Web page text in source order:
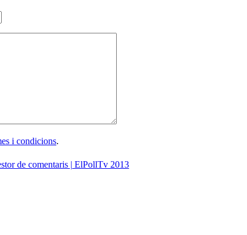
i condicions.
de comentaris | ElPollTv 2013